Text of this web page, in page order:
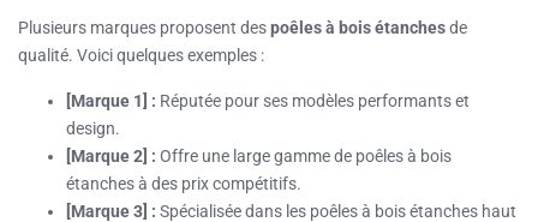
Plusieurs marques proposent despoêles à bois étanchesde
qualité. Voici quelques exemples :
[Marque 1] : Réputée pour ses modèles performants et
design.
[Marque 2] : Offre une large gamme de poêles à bois
étanches à des prix compétitifs.
[Marque 3] : Spécialisée dans les poêles à bois étanches haut